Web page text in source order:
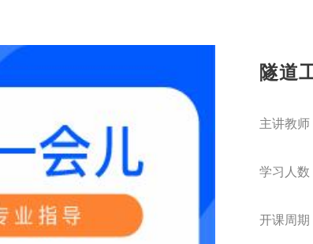
隧道
主讲教师
学习人数
开课周期